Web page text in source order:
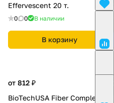
Effervescent 20 т.
0 0 В наличии
В корзину
от 812 ₽
BioTechUSA Fiber Complex